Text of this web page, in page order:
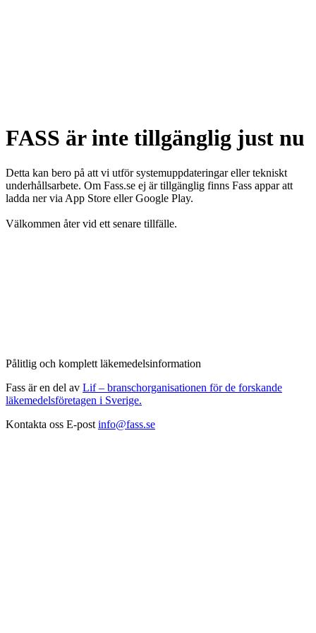
FASS är inte tillgänglig just nu
Detta kan bero på att vi utför systemuppdateringar eller tekniskt
underhållsarbete. Om Fass.se ej är tillgänglig finns Fass appar att
ladda ner via App Store eller Google Play.
Välkommen åter vid ett senare tillfälle.
Pålitlig och komplett läkemedelsinformation
Fass är en del av Lif – branschorganisationen för de forskande
läkemedelsföretagen i Sverige.
Kontakta oss E-post info@fass.se